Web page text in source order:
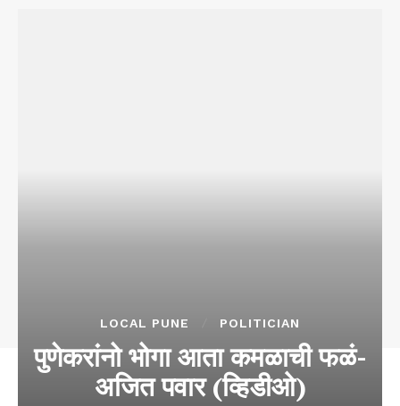
LOCAL PUNE POLITICIAN
पुणेकरांनो भोगा आता कमळाची फळं-
अजित पवार (व्हिडीओ)